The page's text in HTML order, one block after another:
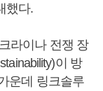
했다.
라이나 전쟁 장
이 방
운데 링크솔루